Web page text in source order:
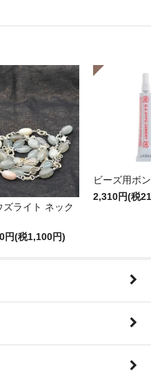
ズライト ネック
円(税1,100円)
ビーズ用ボ
2,310円(税